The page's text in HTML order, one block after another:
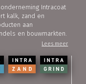
Intracoat
kalk, zand en
aan
en bouwmarkten.
Lees meer